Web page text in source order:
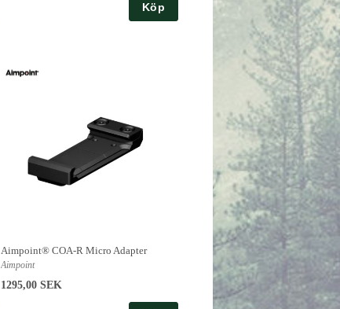
Köp
Aimpoint® COA-R Micro Adapter
Aimpoint
1295,00 SEK